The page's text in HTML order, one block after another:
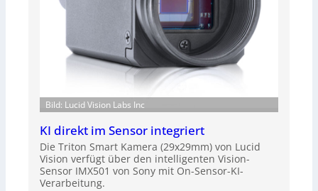
Bild: Lucid Vision Labs Inc
KI direkt im Sensor integriert
Die Triton Smart Kamera (29x29mm) von Lucid
Vision verfügt über den intelligenten Vision-
Sensor IMX501 von Sony mit On-Sensor-KI-
Verarbeitung.